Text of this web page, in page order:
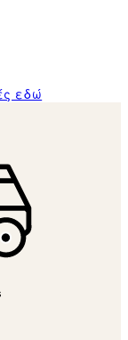
εδώ